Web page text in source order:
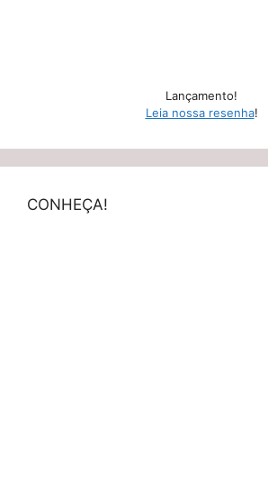
Lançamento!
Leia nossa resenha!
CONHEÇA!